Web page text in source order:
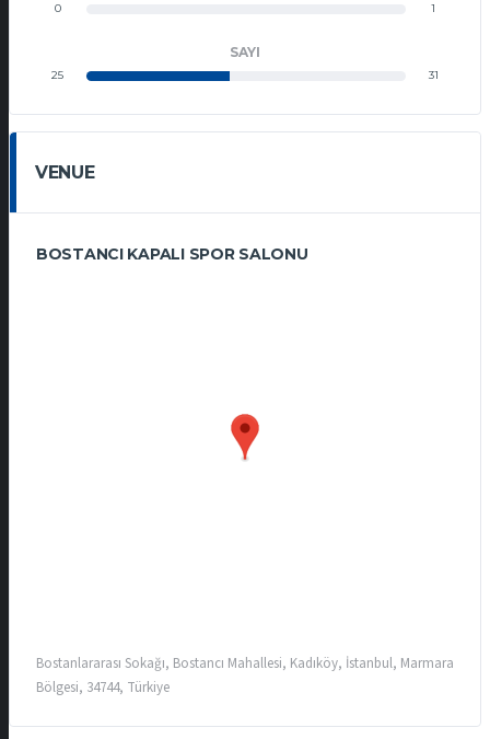
0 1
SAYI
25 31
VENUE
BOSTANCI KAPALI SPOR SALONU
Bostanlararası Sokağı, Bostancı Mahallesi, Kadıköy, İstanbul, Marmara
Bölgesi, 34744, Türkiye